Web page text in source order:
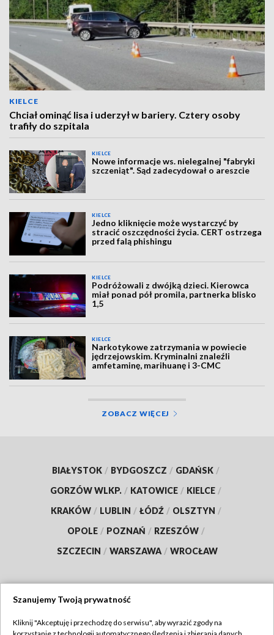
KIELCE
Chciał ominąć lisa i uderzył w bariery. Cztery osoby
trafiły do szpitala
KIELCE
Nowe informacje ws. nielegalnej "fabryki
szczeniąt". Sąd zadecydował o areszcie
KIELCE
Jedno kliknięcie może wystarczyć by
stracić oszczędności życia. CERT ostrzega
przed falą phishingu
KIELCE
Podróżowali z dwójką dzieci. Kierowca
miał ponad pół promila, partnerka blisko
1,5
KIELCE
Narkotykowe zatrzymania w powiecie
jędrzejowskim. Kryminalni znaleźli
amfetaminę, marihuanę i 3-CMC
ZOBACZ WIĘCEJ
BIAŁYSTOK / BYDGOSZCZ / GDAŃSK /
GORZÓW WLKP. / KATOWICE / KIELCE /
KRAKÓW / LUBLIN / ŁÓDŹ / OLSZTYN /
OPOLE / POZNAŃ / RZESZÓW /
SZCZECIN / WARSZAWA / WROCŁAW
Szanujemy Twoją prywatność
Kliknij "Akceptuję i przechodzę do serwisu", aby wyrazić zgody na